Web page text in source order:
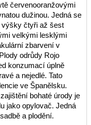
červenooranžovými
dužinou. Jedná se
čtyři až šest
velkými lesklými
zbarvení v
odrůdy Rojo
konzumací úplně
a nejedlé. Tato
ve Španělsku.
bohaté úrody je
jako opylovač. Jedná
a plodění.